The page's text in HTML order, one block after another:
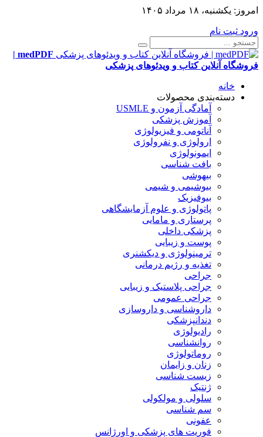
امروز: یکشنبه، ۱۸ مرداد ۱۴۰۵
ورود ثبت نام
medPDF |
فروشگاه آنلاین کتاب و ویدئوهای پزشکی
خانه
دسته‌بندی محصولات
آمادگی آزمون و USMLE
آموزش پزشکی
آناتومی و فیزیولوژی
ارولوژی و نفرولوژی
ایمونولوژی
بافت شناسی
بیهوشی
بیوشیمی و شیمی
بیوفیزیک
پاتولوژی و علوم آزمایشگاهی
پرستاری و مامایی
پزشکی داخلی
پوست و زیبایی
ترمینولوژی و دیکشنری
تغذیه و رژیم درمانی
جراحی
جراحی پلاستیک و زیبایی
جراحی عمومی
داروشناسی و داروسازی
دندانپزشکی
رادیولوژی
روانشناسی
روماتولوژی
زنان و زایمان
زیست شناسی
ژنتیک
سلولی و مولکولی
سم شناسی
عفونی
فوریت های پزشکی و اورژانس